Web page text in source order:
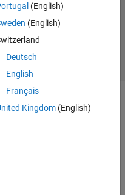
(English)
(English)
Deutsch
English
Français
Kingdom(English)